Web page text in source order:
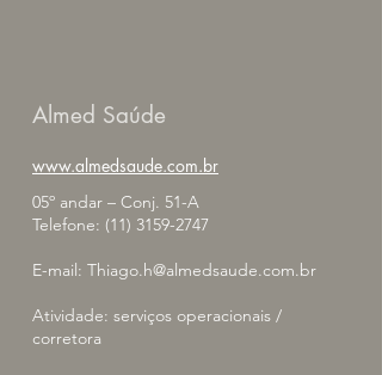
Almed Saúde
www.almedsaude.com.br
05º andar – Conj. 51-A
Telefone: (11) 3159-2747
E-mail: Thiago.h@almedsaude.com.br
Atividade: serviços operacionais /
corretora